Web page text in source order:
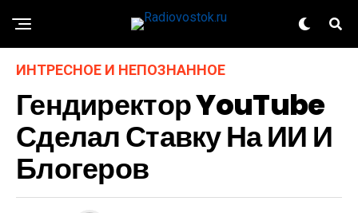
ИНТРЕСНОЕ И НЕПОЗНАННОЕ
Гендиректор YouTube
Сделал Ставку На ИИ И
Блогеров